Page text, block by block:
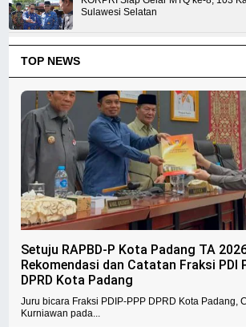
Sulawesi Selatan
TOP NEWS
Setuju RAPBD-P Kota Padang TA
Rekomendasi dan Catatan Fraksi PDI
DPRD Kota Padang
Juru bicara Fraksi PDIP-PPP DPRD Kota Padang,
Kurniawan pada...